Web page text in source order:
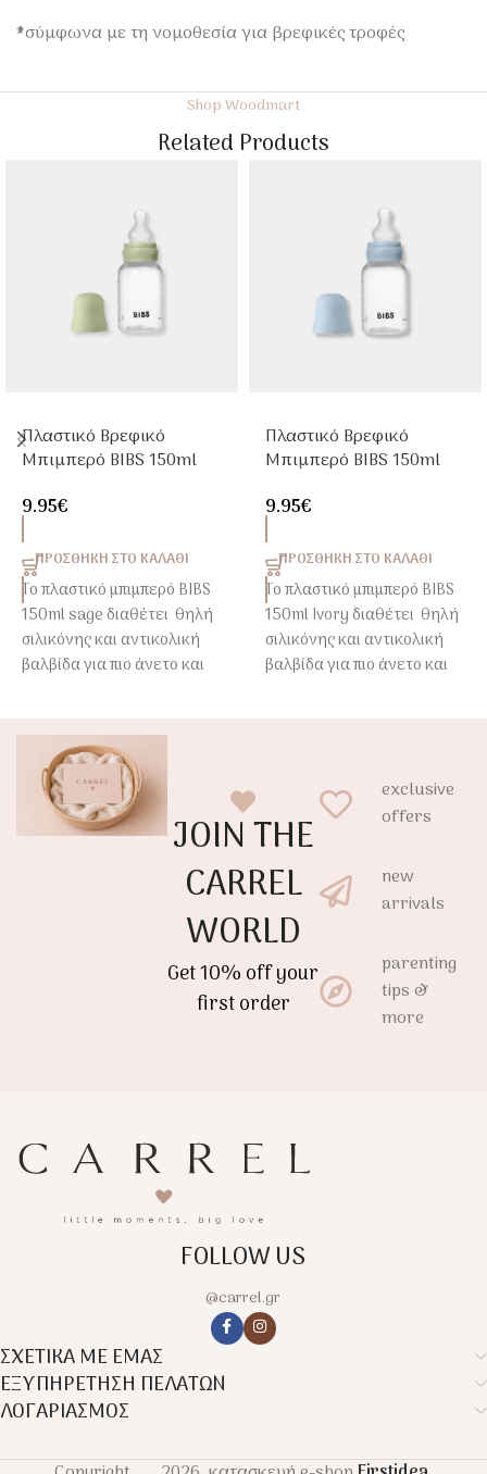
*σύμφωνα με τη νομοθεσία για βρεφικές τροφές
Shop Woodmart
Related Products
Πλαστικό Βρεφικό
Μπιμπερό BIBS 150ml
9.95€
ΠΡΟΣΘΉΚΗ ΣΤΟ ΚΑΛΆΘΙ
Το πλαστικό μπιμπερό BIBS
150ml sage διαθέτει θηλή
σιλικόνης και αντικολική
βαλβίδα για πιο άνετο και
ασφαλές BPA Free
πολυπροπυλένιο (PP),
αποτελεί ιδανική επιλογή
από τις πρώτες ημέρες του
Πλαστικό Βρεφικό
Μπιμπερό BIBS 150ml
Σιλικόνης
9.95€
ΠΡΟΣΘΉΚΗ ΣΤΟ ΚΑΛΆΘΙ
Το πλαστικό μπιμπερό BIBS
150ml Ivory διαθέτει θηλή
σιλικόνης και αντικολική
βαλβίδα για πιο άνετο και
πολυπροπυλένιο (PP),
αποτελεί ιδανική επιλογή
από τις πρώτες ημέρες του
μωρού.
JOIN THE
CARREL
WORLD
Get 10% off your
first order
exclusive
offers
new
arrivals
parenting
tips &
more
FOLLOW US
@carrel.gr
ΣΧΕΤΙΚΑ ΜΕ ΕΜΑΣ
ΕΞΥΠΗΡΕΤΗΣΗ ΠΕΛΑΤΩΝ
ΛΟΓΑΡΙΑΣΜΟΣ